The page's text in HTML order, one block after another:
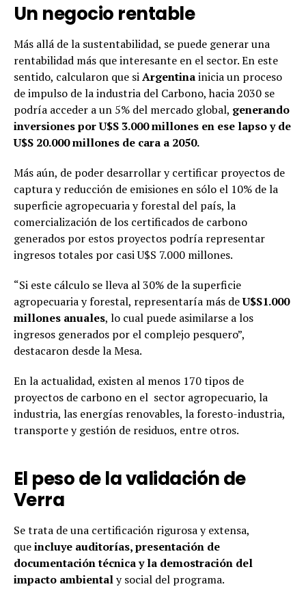
Un negocio rentable
Más allá de la sustentabilidad, se puede generar una
rentabilidad más que interesante en el sector. En este
sentido, calcularon que siArgentinainicia un proceso
de impulso de la industria del Carbono, hacia 2030 se
podría acceder a un 5% del mercado global, generando
inversiones por U$S 3.000 millones en ese lapso y de
U$S 20.000 millones de cara a 2050.
Más aún, de poder desarrollar y certificar proyectos de
captura y reducción de emisiones en sólo el 10% de la
superficie agropecuaria y forestal del país, la
comercialización de los certificados de carbono
generados por estos proyectos podría representar
ingresos totales por casi U$S 7.000 millones.
“Si este cálculo se lleva al 30% de la superficie
agropecuaria y forestal, representaría más deU$S1.000
millones anuales, lo cual puede asimilarse a los
ingresos generados por el complejo pesquero”,
destacaron desde la Mesa.
En la actualidad, existen al menos 170 tipos de
proyectos de carbono en el sector agropecuario, la
industria, las energías renovables, la foresto-industria,
transporte y gestión de residuos, entre otros.
El peso de la validación de
Verra
Se trata de una certificación rigurosa y extensa,
queincluye auditorías, presentación de
documentación técnica y la demostración del
impacto ambientaly social del programa.